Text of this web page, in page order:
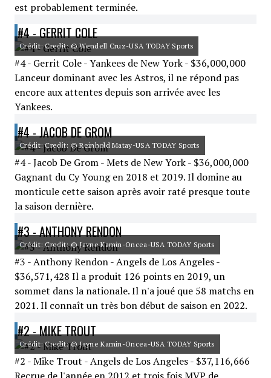
est probablement terminée.
#4 - GERRIT COLE
Crédit: Credit: © Wendell Cruz-USA TODAY Sports
#4 - Gerrit Cole - Yankees de New York - $36,000,000
Lanceur dominant avec les Astros, il ne répond pas
encore aux attentes depuis son arrivée avec les
Yankees.
#4 - JACOB DE GROM
Crédit: Credit: © Reinhold Matay-USA TODAY Sports
#4 - Jacob De Grom - Mets de New York - $36,000,000
Gagnant du Cy Young en 2018 et 2019. Il domine au
monticule cette saison après avoir raté presque toute
la saison dernière.
#3 - ANTHONY RENDON
Crédit: Credit: © Jayne Kamin-Oncea-USA TODAY Sports
#3 - Anthony Rendon - Angels de Los Angeles -
$36,571,428 Il a produit 126 points en 2019, un
sommet dans la nationale. Il n'a joué que 58 matchs en
2021. Il connaît un très bon début de saison en 2022.
#2 - MIKE TROUT
Crédit: Credit: © Jayne Kamin-Oncea-USA TODAY Sports
#2 - Mike Trout - Angels de Los Angeles - $37,116,666